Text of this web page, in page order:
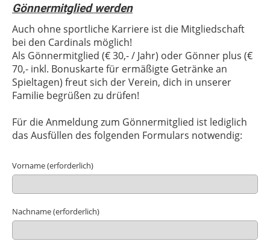
Gönnermitglied werden
Auch ohne sportliche Karriere ist die Mitgliedschaft
bei den Cardinals möglich!
Als Gönnermitglied (€ 30,- / Jahr) oder Gönner plus (€
70,- inkl. Bonuskarte für ermäßigte Getränke an
Spieltagen) freut sich der Verein, dich in unserer
Familie begrüßen zu drüfen!
Für die Anmeldung zum Gönnermitglied ist lediglich
das Ausfüllen des folgenden Formulars notwendig:
Vorname (erforderlich)
Nachname (erforderlich)